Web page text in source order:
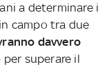
a determinare i
campo tra due
davvero
per superare il